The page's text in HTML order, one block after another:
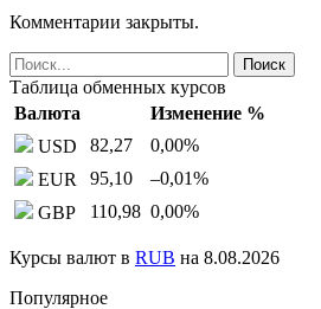
Комментарии закрыты.
Таблица обменных курсов
Валюта
Изменение %
USD
82,27 0,00%
EUR
95,10 –0,01%
GBP
110,98 0,00%
Курсы валют в RUB на 8.08.2026
Популярное